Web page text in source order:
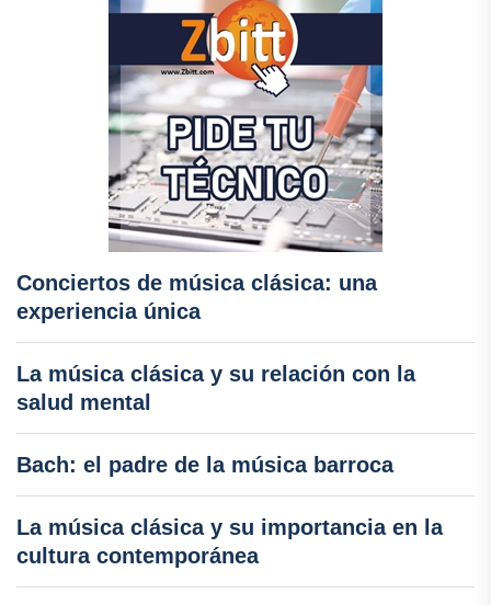
Conciertos de música clásica: una
experiencia única
La música clásica y su relación con la
salud mental
Bach: el padre de la música barroca
La música clásica y su importancia en la
cultura contemporánea